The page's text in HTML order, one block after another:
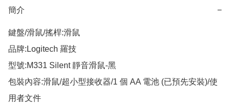
簡介 −
鍵盤/滑鼠/搖桿:滑鼠
品牌:Logitech 羅技
型號:M331 Silent 靜音滑鼠-黑
包裝內容:滑鼠/超小型接收器/1 個 AA 電池 (已預先安裝)/使
用者文件